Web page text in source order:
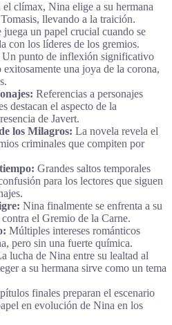
el clímax, Nina elige a su hermana
llevando a la traición.
juega un papel crucial cuando se
con los líderes de los gremios.
Un punto de inflexión significativo
una joya de la corona,
Referencias a personajes
destacan el aspecto de la
de Javert.
los Milagros: La novela revela el
criminales que compiten por
Grandes saltos temporales
para los lectores que siguen
Nina finalmente se enfrenta a su
el Gremio de la Carne.
Múltiples intereses románticos
pero sin una fuerte química.
lucha de Nina entre su lealtad al
a su hermana sirve como un tema
finales preparan el escenario
en evolución de Nina en los